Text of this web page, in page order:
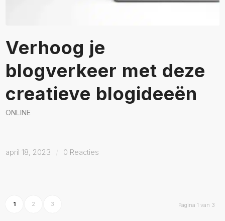
Verhoog je
blogverkeer met deze
creatieve blogideeën
ONLINE
april 18, 2023 0 Reacties
Pagina 1 van 3
1 2 3